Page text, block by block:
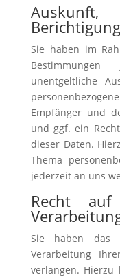
Berichtigung
Sie haben im
unentgeltliche
Empfänger und
und ggf. ein
dieser Daten.
Thema
jederzeit an uns
Recht auf
Sie haben das
Verarbeitung
verlangen.